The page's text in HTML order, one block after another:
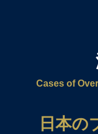
Cases of
日本の